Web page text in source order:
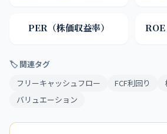
PER（株価収益率） ROE
🏷 関連タグ
フリーキャッシュフロー
FCF利回り
バリュエーション